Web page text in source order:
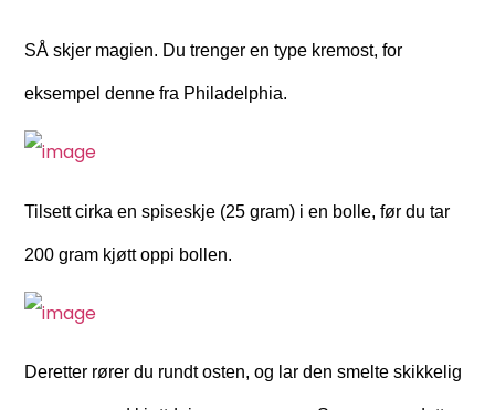
SÅ skjer magien. Du trenger en type kremost, for
eksempel denne fra Philadelphia.
Tilsett cirka en spiseskje (25 gram) i en bolle, før du tar
200 gram kjøtt oppi bollen.
Deretter rører du rundt osten, og lar den smelte skikkelig